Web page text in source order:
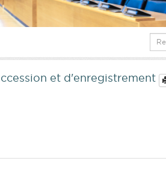
et d'enregistrement